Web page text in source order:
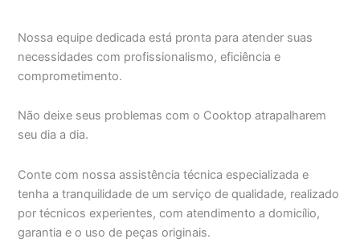
Nossa equipe dedicada está pronta para atender suas
necessidades com profissionalismo, eficiência e
comprometimento.
Não deixe seus problemas com o Cooktop atrapalharem
seu dia a dia.
Conte com nossa assistência técnica especializada e
tenha a tranquilidade de um serviço de qualidade, realizado
por técnicos experientes, com atendimento a domicílio,
garantia e o uso de peças originais.